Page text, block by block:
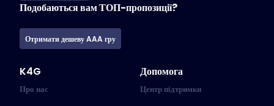
Подобаються вам ТОП-пропозиції?
Отримати дешеву AAA гру
K4G
Про нас
Допомога
Центр підтримки